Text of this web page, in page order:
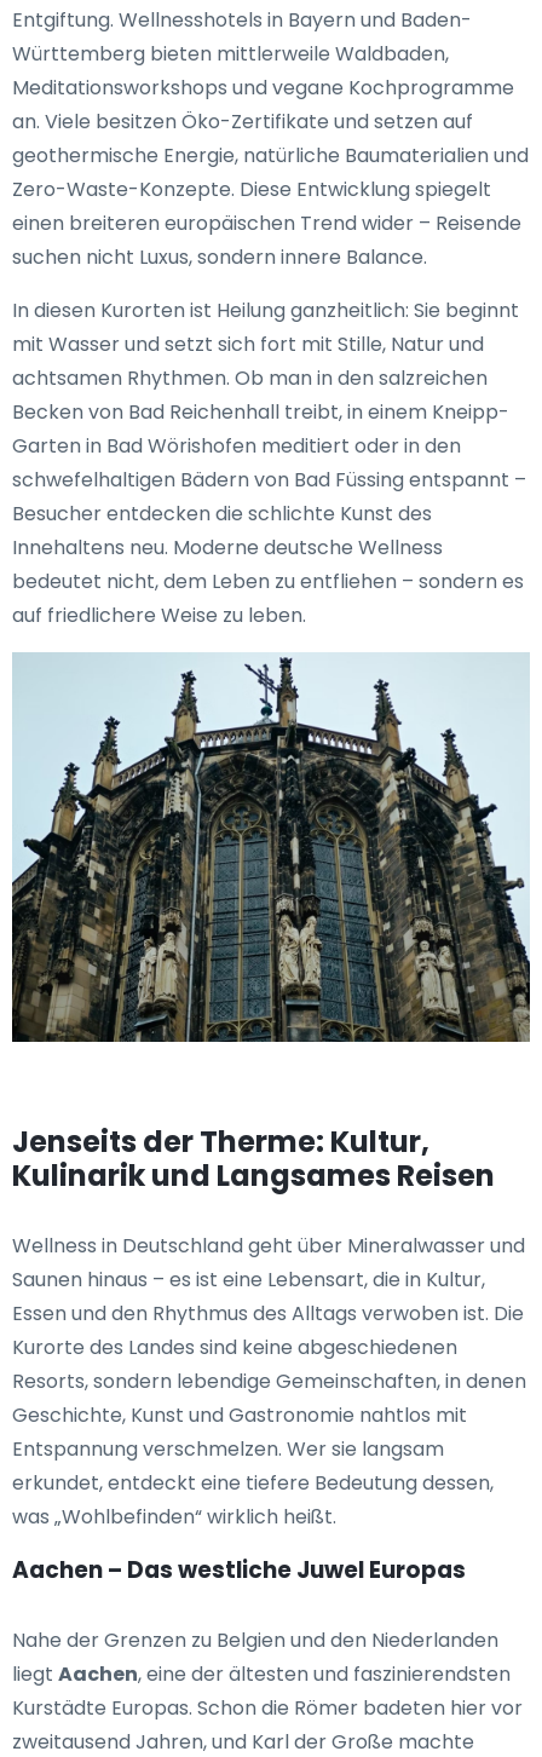
Entgiftung. Wellnesshotels in Bayern und Baden-
Württemberg bieten mittlerweile Waldbaden,
Meditationsworkshops und vegane Kochprogramme
an. Viele besitzen Öko-Zertifikate und setzen auf
geothermische Energie, natürliche Baumaterialien und
Zero-Waste-Konzepte. Diese Entwicklung spiegelt
einen breiteren europäischen Trend wider – Reisende
suchen nicht Luxus, sondern innere Balance.
In diesen Kurorten ist Heilung ganzheitlich: Sie beginnt
mit Wasser und setzt sich fort mit Stille, Natur und
achtsamen Rhythmen. Ob man in den salzreichen
Becken von Bad Reichenhall treibt, in einem Kneipp-
Garten in Bad Wörishofen meditiert oder in den
schwefelhaltigen Bädern von Bad Füssing entspannt –
Besucher entdecken die schlichte Kunst des
Innehaltens neu. Moderne deutsche Wellness
bedeutet nicht, dem Leben zu entfliehen – sondern es
auf friedlichere Weise zu leben.
Jenseits der Therme: Kultur,
Kulinarik und Langsames Reisen
Wellness in Deutschland geht über Mineralwasser und
Saunen hinaus – es ist eine Lebensart, die in Kultur,
Essen und den Rhythmus des Alltags verwoben ist. Die
Kurorte des Landes sind keine abgeschiedenen
Resorts, sondern lebendige Gemeinschaften, in denen
Geschichte, Kunst und Gastronomie nahtlos mit
Entspannung verschmelzen. Wer sie langsam
erkundet, entdeckt eine tiefere Bedeutung dessen,
was „Wohlbefinden“ wirklich heißt.
Aachen – Das westliche Juwel Europas
Nahe der Grenzen zu Belgien und den Niederlanden
liegt Aachen, eine der ältesten und faszinierendsten
Kurstädte Europas. Schon die Römer badeten hier vor
zweitausend Jahren, und Karl der Große machte